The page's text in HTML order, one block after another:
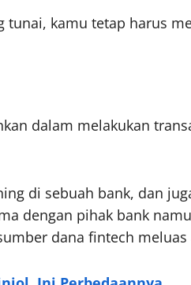
kamu tetap harus
dalam melakukan
di sebuah bank, dan
dengan pihak bank
dana fintech